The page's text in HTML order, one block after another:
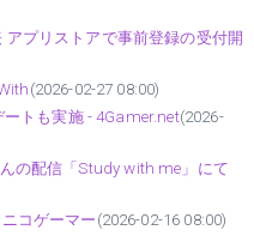
プリストアで事前登録の受付開
(2026-02-27 08:00)
トも実施 - 4Gamer.net(2026-
の配信「Study with me」にて
コゲーマー (2026-02-16 08:00)